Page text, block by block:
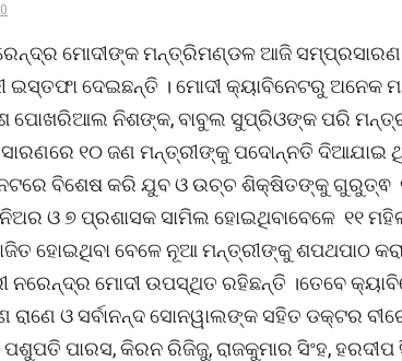
0
ମୋଦୀଙ୍କ ମନ୍ତ୍ରିମଣ୍ଡଳ ଆଜି
ଦେଇଛନ୍ତି । ମୋଦୀ କ୍ୟାବିନେଟରୁ ଅନେକ
ପୋଖରିଆଲ ନିଶଙ୍କ, ବାବୁଲ ସୁପ୍ରିଓଙ୍କ ପରି
୧୦ ଜଣ ମନ୍ତ୍ରୀଙ୍କୁ ପଦୋନ୍ନତି ଦିଆଯାଇ
ବିଶେଷ କରି ଯୁବ ଓ ଉଚ୍ଚ ଶିକ୍ଷିତଙ୍କୁ ଗୁରୁତ୍ଵ
ଓ ୭ ପ୍ରଶାସକ ସାମିଲ ହୋଇଥିବାବେଳେ ୧୧
ହୋଇଥିବା ବେଳେ ନୂଆ ମନ୍ତ୍ରୀଙ୍କୁ ଶପଥପାଠ
ମୋଦୀ ଉପସ୍ଥିତ ରହିଛନ୍ତି ।ତେବେ
ରାଣେ ଓ ସର୍ବାନନ୍ଦ ସୋନୱାଲଙ୍କ ସହିତ ଡକ୍ଟର
ପାରସ, କିରନ ରିଜିଜୁ, ରାଜକୁମାର ସିଂହ, ହରଦୀପ